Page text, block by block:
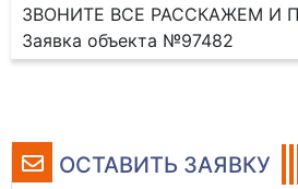
ОСТАВИТЬ ЗАЯВКУ
ЗВОНИТЕ ВСЕ РАССКАЖЕМ И
Заявка объекта №97482